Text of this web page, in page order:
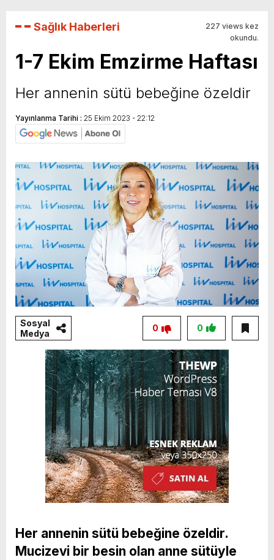
Sağlık Haberleri
227 views kez
okundu.
1-7 Ekim Emzirme Haftası
Her annenin sütü bebeğine özeldir
Yayınlanma Tarihi : 25 Ekim 2023 - 22:12
Sosyal
Medya
0
0
Her annenin sütü bebeğine özeldir.
Mucizevi bir besin olan anne sütüyle